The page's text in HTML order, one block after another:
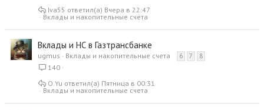
Вклады и накопительные счета
Вчера в 22:47
Iva55
Вклады и НС в Газтрансбанке
ugmus Вклады и накопительные счета 6 7 8
140
Вклады и накопительные счета
Пятница в 00:31
O.Yu